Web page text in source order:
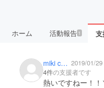
ホーム 活動報告1
miki chinen 2019/01/
4件の支援者です
熱いですねー！！